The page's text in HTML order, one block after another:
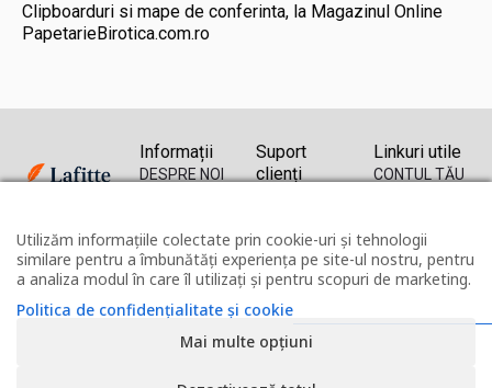
Clipboarduri si mape de conferinta, la Magazinul Online
PapetarieBirotica.com.ro
0314 260
290
0771 256
120
Informații
DESPRE NOI
POLITICA DE
CONFIDENȚIALITATE
ȘI COOKIE
TERMENI ȘI
Suport
clienți
RETUR
FORMULAR
DE RETUR
ANPC
Linkuri utile
CONTUL TĂU
RECUPERARE
PAROLĂ
Utilizăm informațiile colectate prin cookie-uri și tehnologii
similare pentru a îmbunătăți experiența pe site-ul nostru, pentru
a analiza modul în care îl utilizați și pentru scopuri de marketing.
Politica de confidențialitate și cookie
Mai multe opțiuni